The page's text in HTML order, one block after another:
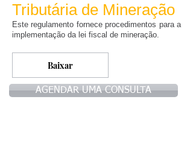
Tributária de Mineração
Este regulamento fornece procedimentos para a
implementação da lei fiscal de mineração.
Baixar
AGENDAR UMA CONSULTA